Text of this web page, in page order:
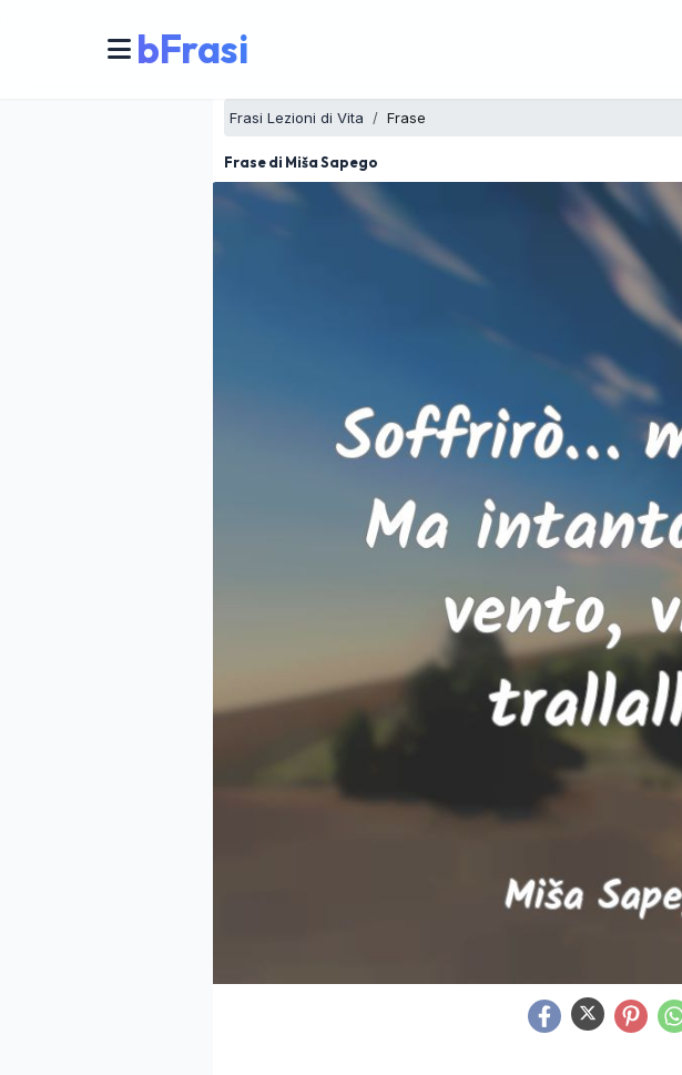
bFrasi
Frasi Lezioni di Vita Frase
Frase di Miša Sapego